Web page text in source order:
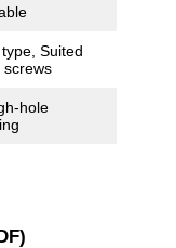
Suited
screws
hole